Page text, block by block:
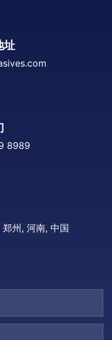
址
8989
州, 河南, 中国